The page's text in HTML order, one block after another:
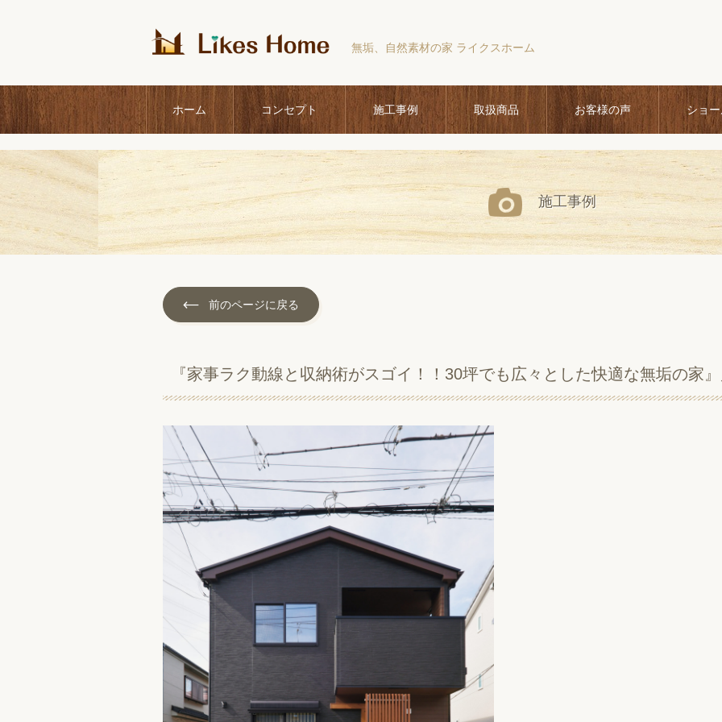
無垢、自然素材の家 ライクスホーム
ホーム コンセプト 施工事例 取扱商品 お客様の声 ショ
施工事例
前のページに戻る
『家事ラク動線と収納術がスゴイ！！30坪でも広々とした快適な無垢の家